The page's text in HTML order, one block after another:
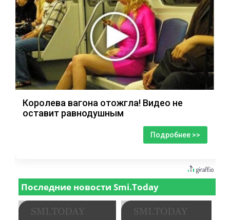
Королева вагона отожгла! Видео не
оставит равнодушным
Подробнее >>